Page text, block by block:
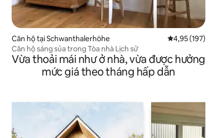
Căn hộ tại Schwanthalerhöhe Xếp hạng
4,95 (197)
Căn hộ sáng sủa trong Tòa nhà Lịch sử
Vừa thoải mái như ở nhà, vừa được hưởng
mức giá theo tháng hấp dẫn